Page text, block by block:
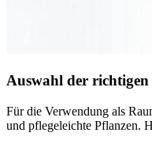
Auswahl der richtigen
Für die Verwendung als
und pflegeleichte Pflanzen.